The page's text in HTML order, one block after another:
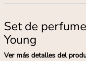
Set de
Young
Ver más detalles del